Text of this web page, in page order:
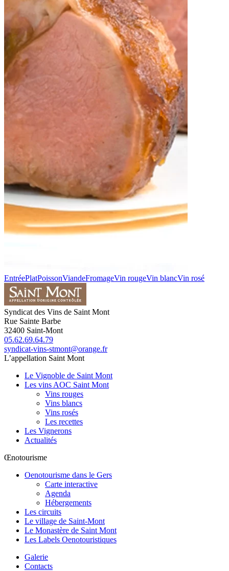
EntréePlatPoissonViandeFromageVin rougeVin blancVin rosé
Syndicat des Vins de Saint Mont
Rue Sainte Barbe
32400 Saint-Mont
05.62.69.64.79
syndicat-vins-stmont@orange.fr
L’appellation Saint Mont
Le Vignoble de Saint Mont
Les vins AOC Saint Mont
Vins rouges
Vins blancs
Vins rosés
Les recettes
Les Vignerons
Actualités
Œnotourisme
Oenotourisme dans le Gers
Carte interactive
Agenda
Hébergements
Les circuits
Le village de Saint-Mont
Le Monastère de Saint Mont
Les Labels Oenotouristiques
Galerie
Contacts